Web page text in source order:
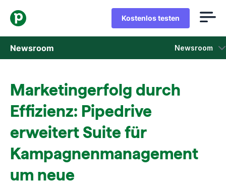
Kostenlos testen
Newsroom Newsroom
Vertriebseinblicke und -berichte
Pressemappe
Pressekontakte
Medienspiegel
Marketingerfolg durch
Effizienz: Pipedrive
erweitert Suite für
Kampagnenmanagement
um neue